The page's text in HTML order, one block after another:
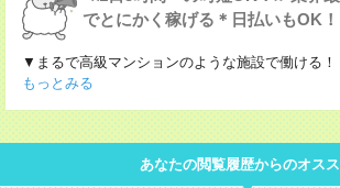
でとにかく稼げる＊日払いもOK！
▼まるで高級マンションのような施設で働ける
もっとみる
あなたの閲覧履歴からのオス